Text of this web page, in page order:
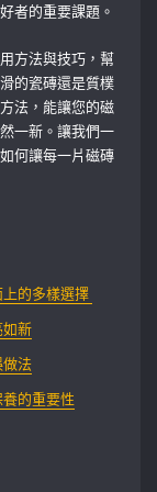
者的重要課題。
方法與技巧，幫
的瓷磚還是質樸
法，能讓您的磁
一新。讓我們一
何讓每一片磁磚
的多樣選擇
新
法
的重要性